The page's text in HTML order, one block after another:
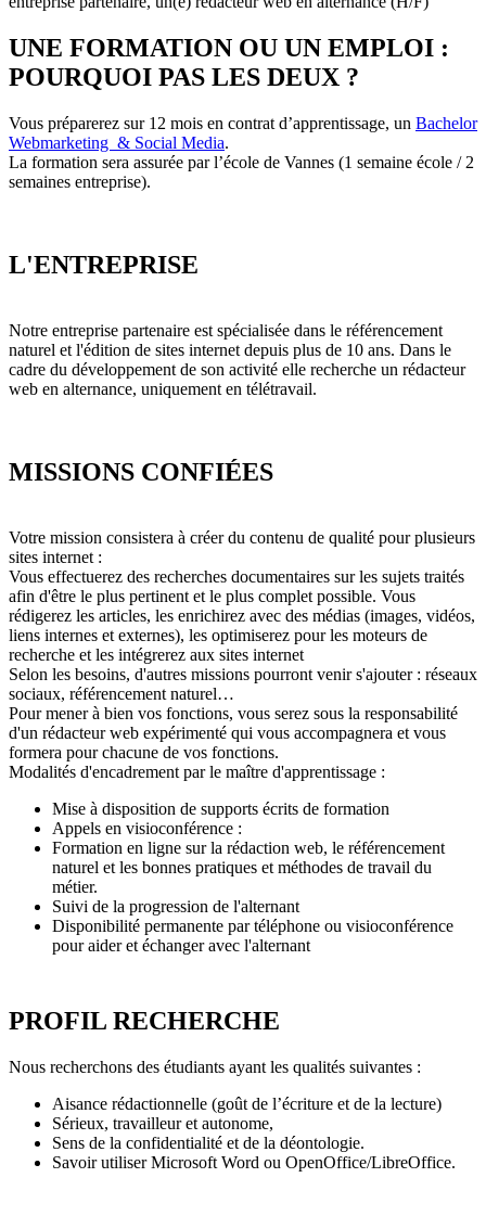
UNE FORMATION OU UN EMPLOI :
POURQUOI PAS LES DEUX ?
Vous préparerez sur 12 mois en contrat d’apprentissage, un Bachelor
Webmarketing & Social Media.
La formation sera assurée par l’école de Vannes (1 semaine école / 2
semaines entreprise).
L'ENTREPRISE
Notre entreprise partenaire est spécialisée dans le référencement
naturel et l'édition de sites internet depuis plus de 10 ans. Dans le
cadre du développement de son activité elle recherche un rédacteur
web en alternance, uniquement en télétravail.
MISSIONS CONFIÉES
Votre mission consistera à créer du contenu de qualité pour plusieurs
sites internet :
Vous effectuerez des recherches documentaires sur les sujets traités
afin d'être le plus pertinent et le plus complet possible. Vous
rédigerez les articles, les enrichirez avec des médias (images, vidéos,
liens internes et externes), les optimiserez pour les moteurs de
recherche et les intégrerez aux sites internet
Selon les besoins, d'autres missions pourront venir s'ajouter : réseaux
sociaux, référencement naturel…
Pour mener à bien vos fonctions, vous serez sous la responsabilité
d'un rédacteur web expérimenté qui vous accompagnera et vous
formera pour chacune de vos fonctions.
Modalités d'encadrement par le maître d'apprentissage :
Mise à disposition de supports écrits de formation
Appels en visioconférence :
Formation en ligne sur la rédaction web, le référencement
naturel et les bonnes pratiques et méthodes de travail du
métier.
Suivi de la progression de l'alternant
Disponibilité permanente par téléphone ou visioconférence
pour aider et échanger avec l'alternant
PROFIL RECHERCHE
Nous recherchons des étudiants ayant les qualités suivantes :
Aisance rédactionnelle (goût de l’écriture et de la lecture)
Sérieux, travailleur et autonome,
Sens de la confidentialité et de la déontologie.
Savoir utiliser Microsoft Word ou OpenOffice/LibreOffice.